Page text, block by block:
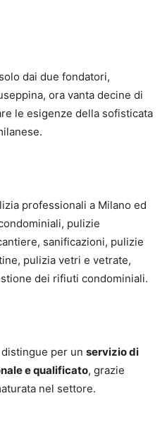
dai due fondatori,
ora vanta decine di
le esigenze della sofisticata
professionali a Milano ed
pulizie
sanificazioni, pulizie
pulizia vetri e vetrate,
dei rifiuti condominiali.
distingue per un servizio di
e qualificato, grazie
nel settore.